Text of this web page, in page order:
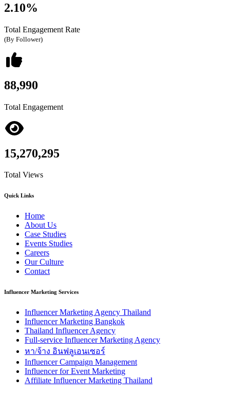
2.10%
Total Engagement Rate
(By Follower)
88,990
Total Engagement
15,270,295
Total Views
Quick Links
Home
About Us
Case Studies
Events Studies
Careers
Our Culture
Contact
Influencer Marketing Services
Influencer Marketing Agency Thailand
Influencer Marketing Bangkok
Thailand Influencer Agency
Full-service Influencer Marketing Agency
หา/จ้าง อินฟลูเอนเซอร์
Influencer Campaign Management
Influencer for Event Marketing
Affiliate Influencer Marketing Thailand